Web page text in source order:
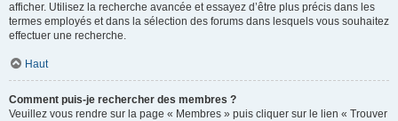
afficher. Utilisez la recherche avancée et essayez d’être plus précis dans les
termes employés et dans la sélection des forums dans lesquels vous souhaitez
effectuer une recherche.
Haut
Comment puis-je rechercher des membres ?
Veuillez vous rendre sur la page « Membres » puis cliquer sur le lien « Trouver